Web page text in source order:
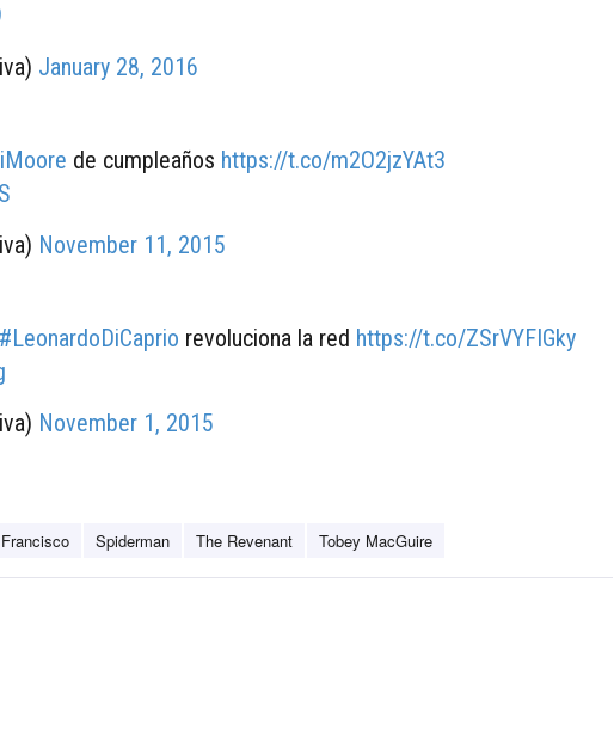
January 28, 2016
de cumpleaños https://t.co/m2O2jzYAt3
November 11, 2015
#LeonardoDiCaprio revoluciona la red https://t.co/ZSrVYFIGky
November 1, 2015
Spiderman The Revenant Tobey MacGuire